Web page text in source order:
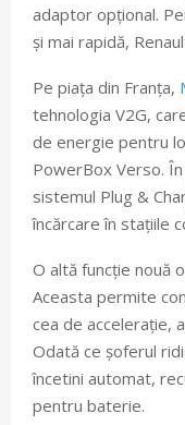
adaptor opțional.
și mai rapidă,
Pe piața din Franța,
tehnologia V2G,
de energie pentru
PowerBox Verso.
sistemul Plug &
încărcare în stațiile
O altă funcție nouă
Aceasta permite
cea de accelerație,
Odată ce șoferul
încetini automat,
pentru baterie.